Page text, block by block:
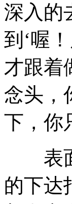
深入的
到‘喔
才跟着
念头，
下，你
表面
的下达